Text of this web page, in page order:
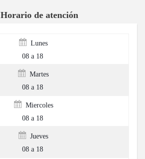
Horario de atención
Lunes
08 a 18
Martes
08 a 18
Miercoles
08 a 18
Jueves
08 a 18